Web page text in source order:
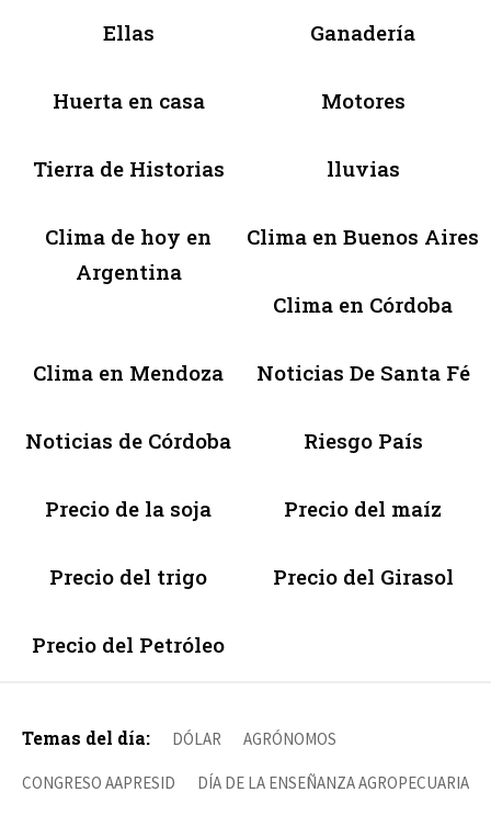
Ellas Ganadería
Huerta en casa Motores
Tierra de Historias lluvias
Clima de hoy en
Argentina
Clima en Buenos Aires
Clima en Córdoba
Clima en Mendoza Noticias De Santa Fé
Noticias de Córdoba Riesgo País
Precio de la soja Precio del maíz
Precio del trigo Precio del Girasol
Precio del Petróleo
Temas del día: DÓLAR AGRÓNOMOS
CONGRESO AAPRESID DÍA DE LA ENSEÑANZA AGROPECUARIA